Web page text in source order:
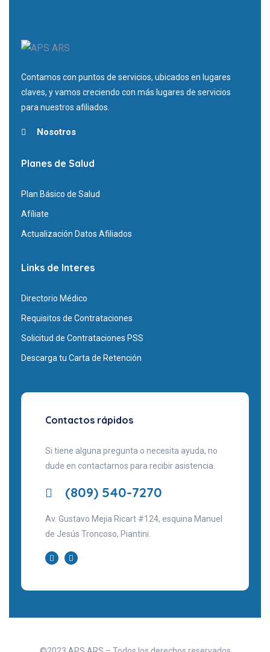
Contamos con puntos de servicios, ubicados en lugares
claves, y vamos creciendo con más lugares de servicios
para nuestros afiliados.
Nosotros
Planes de Salud
Plan Básico de Salud
Afíliate
Actualización Datos Afiliados
Links de Interes
Directorio Médico
Requisitos de Contrataciones
Solicitud de Contrataciones PSS
Descarga tu Carta de Retención
Contactos rápidos
Si tiene alguna pregunta o necesita ayuda, no
dude en contactarnos para recibir asistencia.
(809) 540-7270
Av. Gustavo Mejia Ricart #124, esquina Manuel
de Jesús Troncoso, Piantini.